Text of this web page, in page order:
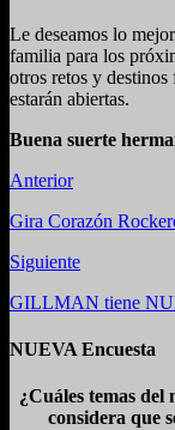
Le deseamos lo
familia para los
otros retos y destinos
estarán abiertas.
Buena suerte
Anterior
Gira Corazón
Siguiente
GILLMAN tiene
NUEVA Encuesta
¿Cuáles temas
considera que